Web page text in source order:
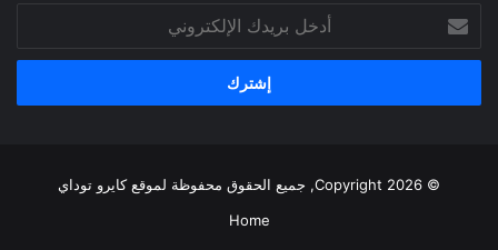
بريدك
الإلكتروني
© Copyright 2026, جميع الحقوق محفوظة لموقع
كايرو توداي
Home